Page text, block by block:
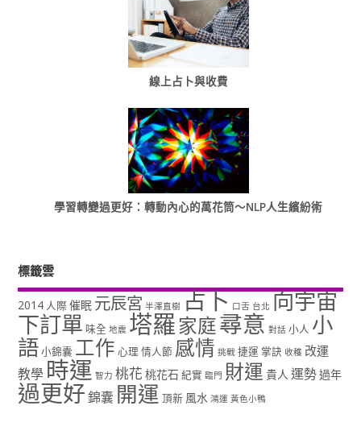
線上占卜與收費
學習轉變過更好：轉動內心的萬花筒～NLP人生繽紛術
標籤雲
2014 人際 催眠 元辰宮 半澤直樹 占卜 口舌 台北 向宇宙
下訂單 味全 地震 塔羅家庭尋意 對話 小人 小
語小錦囊 工作 心理 情人節 感情 挑戰 捷運 掌訣 收穫 改運
教學 時運 智力 桃花 桃花石 紀實 臨門 財運 貴人 運勢過年
過更好錦囊 開運 頂新 風水 鴻運 黃色小鴨